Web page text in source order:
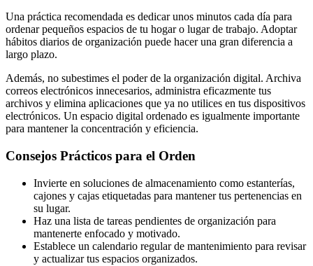
Una práctica recomendada es dedicar unos minutos cada día para
ordenar pequeños espacios de tu hogar o lugar de trabajo. Adoptar
hábitos diarios de organización puede hacer una gran diferencia a
largo plazo.
Además, no subestimes el poder de la organización digital. Archiva
correos electrónicos innecesarios, administra eficazmente tus
archivos y elimina aplicaciones que ya no utilices en tus dispositivos
electrónicos. Un espacio digital ordenado es igualmente importante
para mantener la concentración y eficiencia.
Consejos Prácticos para el Orden
Invierte en soluciones de almacenamiento como estanterías,
cajones y cajas etiquetadas para mantener tus pertenencias en
su lugar.
Haz una lista de tareas pendientes de organización para
mantenerte enfocado y motivado.
Establece un calendario regular de mantenimiento para revisar
y actualizar tus espacios organizados.